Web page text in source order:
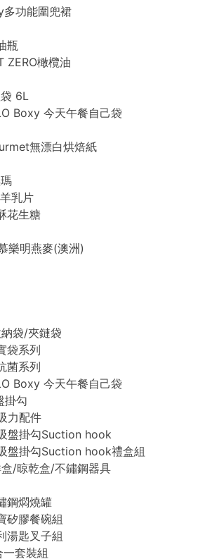
功能圍兜裙
瓶
ZERO橄欖油
6L
Boxy 今天午餐自己袋
無漂白烘焙紙
乳片
花生糖
樂明燕麥(澳洲)
袋/夾鏈袋
袋系列
菌系列
Boxy 今天午餐自己袋
掛勾
力配件
盤掛勾Suction hook
盤掛勾Suction hook禮盒組
/晾乾盒/不鏽鋼器具
鋼燜燒罐
矽膠餐碗組
湯匙叉子組
套裝組